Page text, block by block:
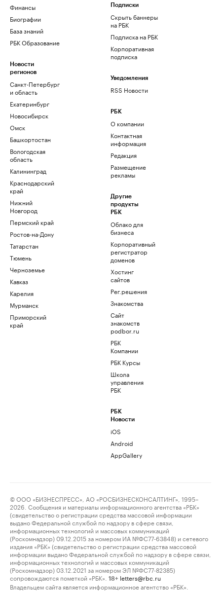
Финансы
Биографии
База знаний
РБК Образование
Новости
регионов
Санкт-Петербург
и область
Екатеринбург
Новосибирск
Омск
Башкортостан
Вологодская
область
Калининград
Краснодарский
край
Нижний
Новгород
Пермский край
Ростов-на-Дону
Татарстан
Тюмень
Черноземье
Кавказ
Карелия
Мурманск
Приморский
край
Подписки
Скрыть баннеры
на РБК
Подписка на РБК
Корпоративная
подписка
Уведомления
RSS Новости
РБК
О компании
Контактная
информация
Редакция
Размещение
рекламы
Другие
продукты
РБК
Облако для
бизнеса
Корпоративный
регистратор
доменов
Хостинг
сайтов
Рег.решения
Знакомства
Сайт
знакомств
podbor.ru
РБК
Компании
РБК Курсы
Школа
управления
РБК
РБК
Новости
iOS
Android
AppGallery
© ООО «БИЗНЕСПРЕСС», АО «РОСБИЗНЕСКОНСАЛТИНГ», 1995–
2026. Сообщения и материалы информационного агентства «РБК»
(свидетельство о регистрации средства массовой информации
выдано Федеральной службой по надзору в сфере связи,
информационных технологий и массовых коммуникаций
(Роскомнадзор) 09.12.2015 за номером ИА №ФС77-63848) и сетевого
издания «РБК» (свидетельство о регистрации средства массовой
информации выдано Федеральной службой по надзору в сфере связи,
информационных технологий и массовых коммуникаций
(Роскомнадзор) 03.12.2021 за номером ЭЛ №ФС77-82385)
сопровождаются пометкой «РБК».
18+ letters@rbc.ru
Владельцем сайта является информационное агентство «РБК».